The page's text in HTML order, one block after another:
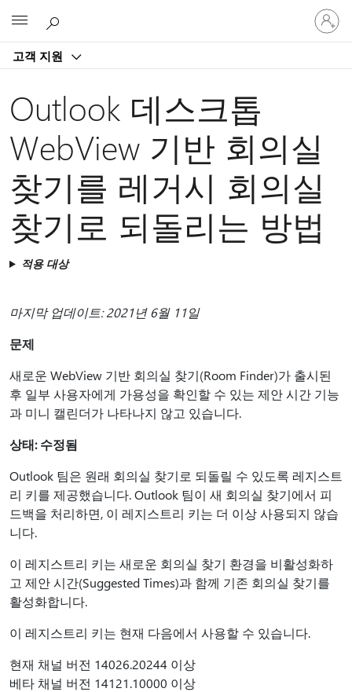
고객 지원
귀
하
계
Outlook 데스크톱
WebView 기반 회의실
찾기를 레거시 회의실
찾기로 되돌리는 방법
적용 대상
마지막 업데이트: 2021년 6월 11일
문제
새로운 WebView 기반 회의실 찾기(Room Finder)가 출시된
후 일부 사용자에게 가용성을 확인할 수 있는 제안 시간 기능
과 미니 캘린더가 나타나지 않고 있습니다.
상태: 수정됨
Outlook 팀은 원래 회의실 찾기로 되돌릴 수 있도록 레지스트
리 키를 제공했습니다. Outlook 팀이 새 회의실 찾기에서 피
드백을 처리하면, 이 레지스트리 키는 더 이상 사용되지 않습
니다.
이 레지스트리 키는 새로운 회의실 찾기 환경을 비활성화하
고 제안 시간(Suggested Times)과 함께 기존 회의실 찾기를
활성화합니다.
이 레지스트리 키는 현재 다음에서 사용할 수 있습니다.
현재 채널 버전 14026.20244 이상
베타 채널 버전 14121.10000 이상